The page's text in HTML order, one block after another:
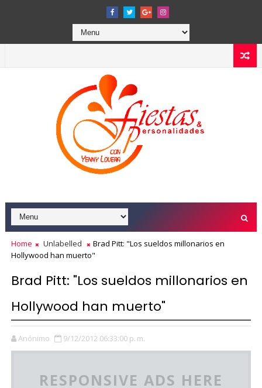
Home Unlabelled
Brad Pitt: "Los sueldos millonarios en
Hollywood han muerto"
Brad Pitt: "Los sueldos millonarios en
Hollywood han muerto"
Anónimo 9/12/2012 06:33:00 p. m.
RESPONSIVE ADS HERE